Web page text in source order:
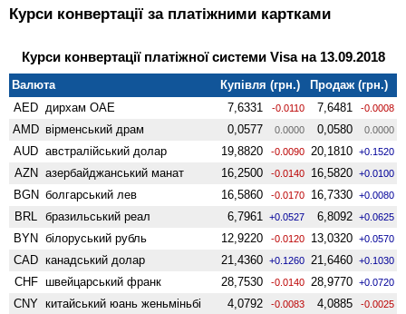
Курси конвертації за платіжними картками
Курси конвертації платіжної системи Visa на 13.09.2018
Валюта Купівля (грн.)
Продаж (грн.)
AED дирхам ОАЕ 7,6331 -0.0110 7,6481 -0.0008
AMD вiрменський драм 0,0577 0.0000 0,0580 0.0000
AUD австралійський долар 19,8820 -0.0090 20,1810 +0.1520
AZN азербайджанський манат 16,2500 -0.0140 16,5820 +0.0100
BGN болгарський лев 16,5860 -0.0170 16,7330 +0.0080
BRL бразильський реал 6,7961 +0.0527 6,8092 +0.0625
BYN білоруський рубль 12,9220 -0.0120 13,0320 +0.0570
CAD канадський долар 21,4360 +0.1260 21,6460 +0.1030
CHF швейцарський франк 28,7530 -0.0140 28,9770 +0.0720
CNY китайський юань женьмiньбi 4,0792 -0.0083 4,0885 -0.0025